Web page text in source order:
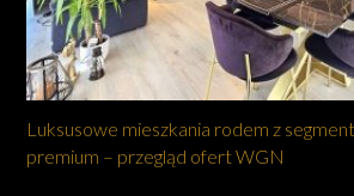
Luksusowe mieszkania rodem z
premium – przegląd ofert WGN